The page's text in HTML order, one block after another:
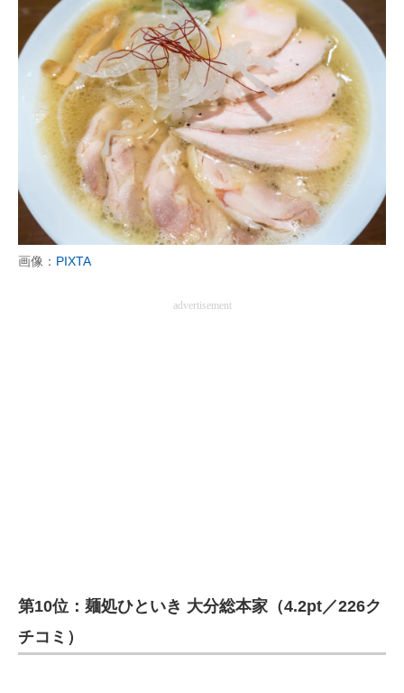
進化するPCとデバイスの未来
好きが集まる 比べて選べる
ビジネスと働き方のヒント
AI活用のいまが分かる
企業ITのトレンドを詳説
経営リーダーのコミュニティ
建設×テクノロジーの最前線
ちょっと気になるネットの話題
画像： PIXTA
advertisement
第10位：麺処ひといき 大分総本家（4.2pt／226ク
チコミ）